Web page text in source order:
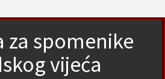
za spomenike
vijeća